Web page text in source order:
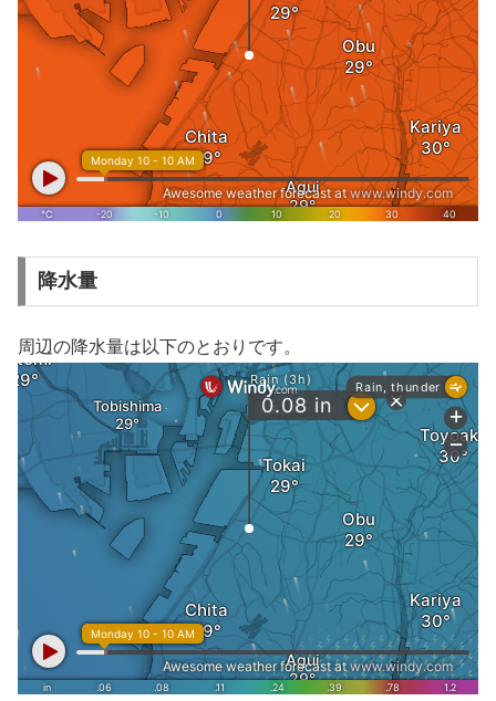
降水量
周辺の降水量は以下のとおりです。